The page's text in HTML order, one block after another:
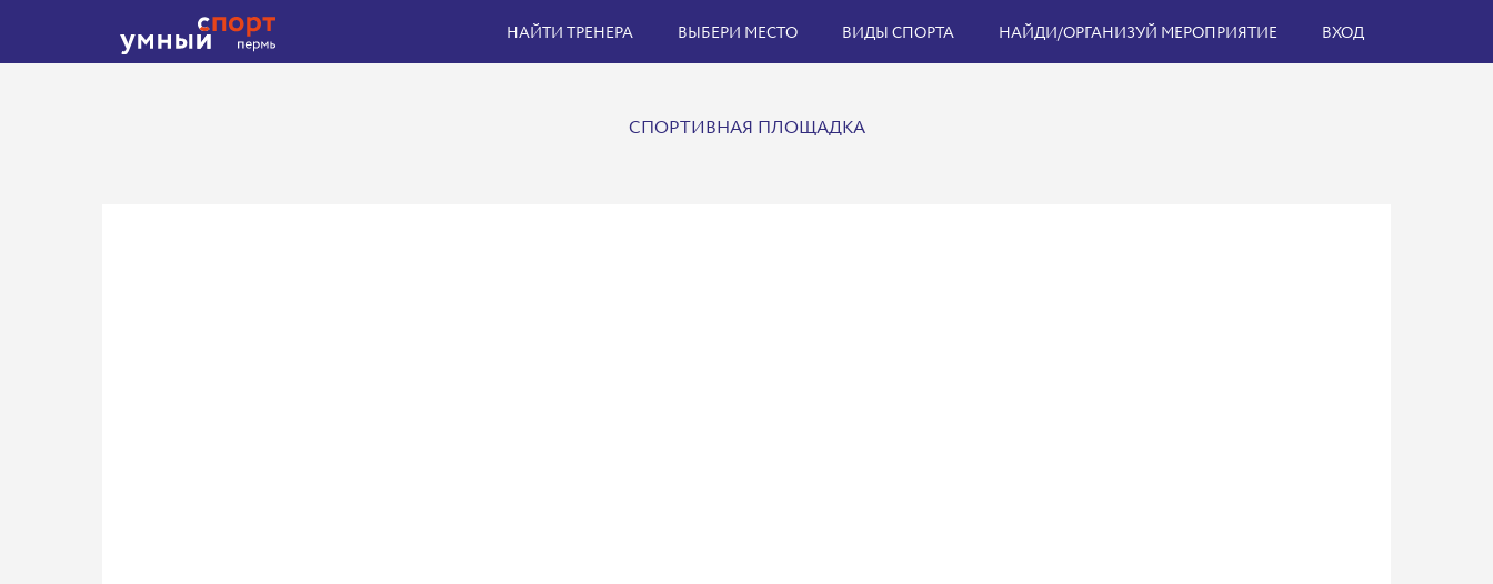
НАЙТИ ТРЕНЕРА ВЫБЕРИ МЕСТО ВИДЫ СПОРТА НАЙДИ/ОРГАНИЗУЙ МЕРОПРИЯТИЕ ВХОД
СПОРТИВНАЯ ПЛОЩАДКА